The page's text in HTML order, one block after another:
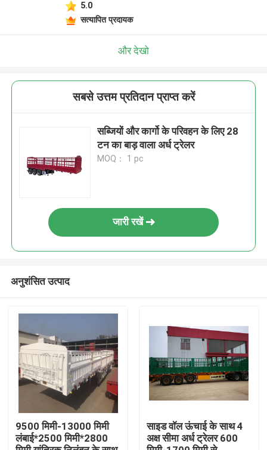
5.0
सत्यापित प्रदायक
और देखो
सबसे उत्तम प्रतिदान प्राप्त करें
सब्जियों और कार्गो के परिवहन के लिए 28
टन का बाड़ वाला अर्ध ट्रेलर
MOQ： 1 pc
जारी रखें
अनुशंसित उत्पाद
9500 मिमी-13000 मिमी
लंबाई*2500 मिमी*2800
साइड वॉल ऊंचाई के साथ 4
अक्ष सीमा अर्ध ट्रेलर 600